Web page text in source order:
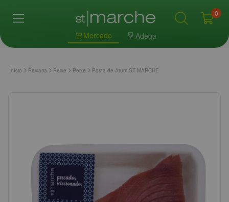
Mercado Adega
0
Início Peixaria Peixe Peixe Posta de Atum ST MARCHE